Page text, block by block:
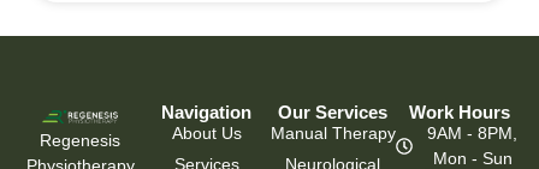
Regenesis
Navigation
About Us
Services
Our Services
Manual Therapy
Neurological
Work Hours
9AM - 8PM,
Mon - Sun